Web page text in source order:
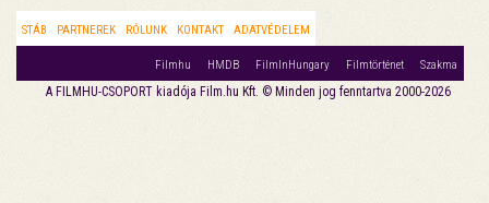
STÁB PARTNEREK RÓLUNK KONTAKT ADATVÉDELEM
Filmhu HMDB FilmInHungary Filmtörténet Szakma
A FILMHU-CSOPORT kiadója Film.hu Kft. © Minden jog fenntartva 2000-2026